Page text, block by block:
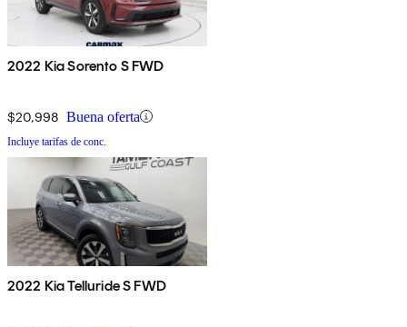
2022 Kia Sorento S FWD
$20,998 Buena oferta
Incluye tarifas de conc.
2022 Kia Telluride S FWD